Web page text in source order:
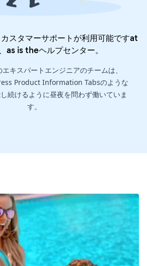
タマーサポートが利用可能ですat
as is theヘルプセンター。
キスパートエンジニアのチームは、
Product Information Tabsのような
続けるように昼夜を問わず働いていま
す。